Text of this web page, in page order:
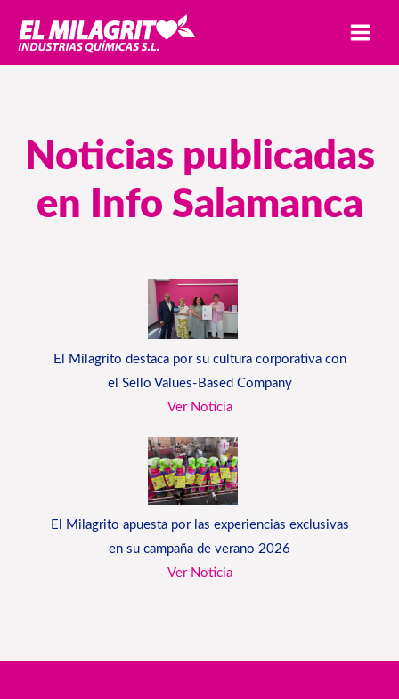
Noticias publicadas
en Info Salamanca
El Milagrito destaca por su cultura corporativa con
el Sello Values-Based Company
Ver Noticia
El Milagrito apuesta por las experiencias exclusivas
en su campaña de verano 2026
Ver Noticia